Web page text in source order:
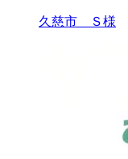
久慈市 Ｓ様